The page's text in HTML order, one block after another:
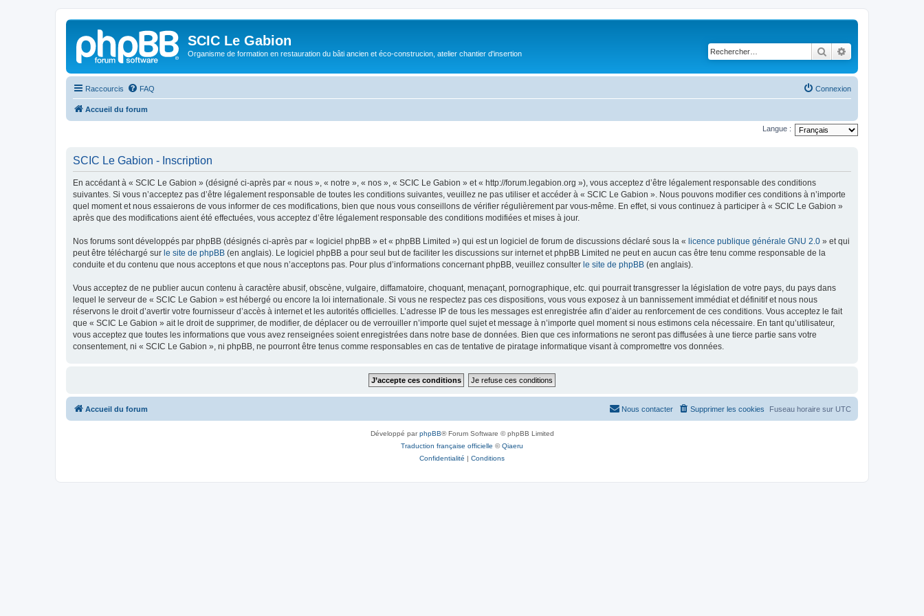
SCIC Le Gabion
Organisme de formation en restauration du bâti ancien et éco-construcion, atelier chantier d'insertion Rechercher
Raccourcis FAQ Connexion
Accueil du forum
Langue :
SCIC Le Gabion - Inscription
En accédant à « SCIC Le Gabion » (désigné ci-après par « nous », « notre », « nos », « SCIC Le Gabion » et « http://forum.legabion.org »), vous acceptez d’être légalement responsable des conditions
suivantes. Si vous n’acceptez pas d’être légalement responsable de toutes les conditions suivantes, veuillez ne pas utiliser et accéder à « SCIC Le Gabion ». Nous pouvons modifier ces conditions à n’importe
quel moment et nous essaierons de vous informer de ces modifications, bien que nous vous conseillons de vérifier régulièrement par vous-même. En effet, si vous continuez à participer à « SCIC Le Gabion »
après que des modifications aient été effectuées, vous acceptez d’être légalement responsable des conditions modifiées et mises à jour.
Nos forums sont développés par phpBB (désignés ci-après par « logiciel phpBB » et « phpBB Limited ») qui est un logiciel de forum de discussions déclaré sous la « licence publique générale GNU 2.0 » et qui
peut être téléchargé sur le site de phpBB (en anglais). Le logiciel phpBB a pour seul but de faciliter les discussions sur internet et phpBB Limited ne peut en aucun cas être tenu comme responsable de la
conduite et du contenu que nous acceptons et que nous n’acceptons pas. Pour plus d’informations concernant phpBB, veuillez consulter le site de phpBB (en anglais).
Vous acceptez de ne publier aucun contenu à caractère abusif, obscène, vulgaire, diffamatoire, choquant, menaçant, pornographique, etc. qui pourrait transgresser la législation de votre pays, du pays dans
lequel le serveur de « SCIC Le Gabion » est hébergé ou encore la loi internationale. Si vous ne respectez pas ces dispositions, vous vous exposez à un bannissement immédiat et définitif et nous nous
réservons le droit d’avertir votre fournisseur d’accès à internet et les autorités officielles. L’adresse IP de tous les messages est enregistrée afin d’aider au renforcement de ces conditions. Vous acceptez le fait
que « SCIC Le Gabion » ait le droit de supprimer, de modifier, de déplacer ou de verrouiller n’importe quel sujet et message à n’importe quel moment si nous estimons cela nécessaire. En tant qu’utilisateur,
vous acceptez que toutes les informations que vous avez renseignées soient enregistrées dans notre base de données. Bien que ces informations ne seront pas diffusées à une tierce partie sans votre
consentement, ni « SCIC Le Gabion », ni phpBB, ne pourront être tenus comme responsables en cas de tentative de piratage informatique visant à compromettre vos données.
Accueil du forum Fuseau horaire sur UTC
Supprimer les cookies
Nous contacter
Développé parphpBB® Forum Software © phpBB Limited
Traduction française officielle ©Qiaeru
Confidentialité | Conditions